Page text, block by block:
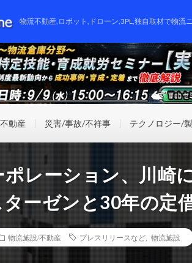
物流不動産,ロボット,ドローン,3PL,独自取材で物流
動産 災害/事故/不祥事 テクノロジー/
レーション、川崎
ーゼンと30年の定
物流施設/不動産 プレスリリースなど 物流施設